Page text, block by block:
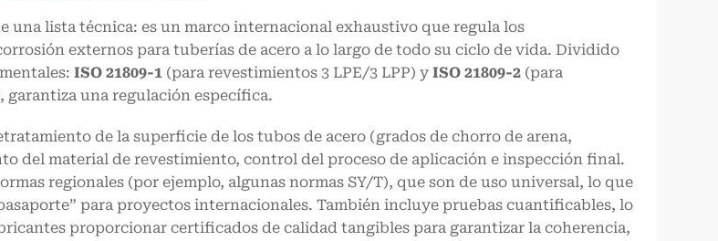
una lista técnica: es un marco internacional exhaustivo que regula los
externos para tuberías de acero a lo largo de todo su ciclo de vida. Dividido
ISO 21809-1 (para revestimientos 3 LPE/3 LPP) y ISO 21809-2(para
garantiza una regulación específica.
de la superficie de los tubos de acero (grados de chorro de arena,
del material de revestimiento, control del proceso de aplicación e inspección final.
regionales (por ejemplo, algunas normas SY/T), que son de uso universal, lo que
para proyectos internacionales. También incluye pruebas cuantificables, lo
proporcionar certificados de calidad tangibles para garantizar la coherencia,